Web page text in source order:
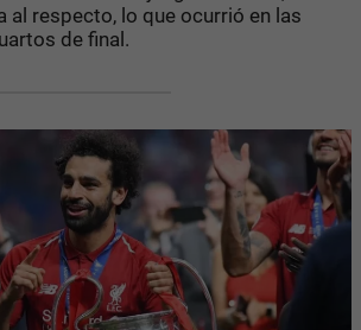
al respecto, lo que ocurrió en las
de final.